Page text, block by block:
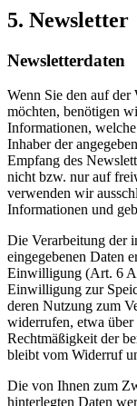
5. Newsletter
Newsletterdaten
Wenn Sie den auf der
möchten, benötigen
Informationen,
Inhaber der
Empfang des
nicht bzw. nur auf
verwenden wir
Informationen und
Die Verarbeitung der
eingegebenen Daten
Einwilligung (Art. 6
Einwilligung zur
deren Nutzung zum
widerrufen, etwa
Rechtmäßigkeit der
bleibt vom Widerruf
Die von Ihnen zum
hinterlegten Daten